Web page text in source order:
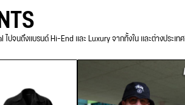
ปจนถึงแบรนด์ Hi-End และ Luxury จากทั้งใน และต่างประเทศ